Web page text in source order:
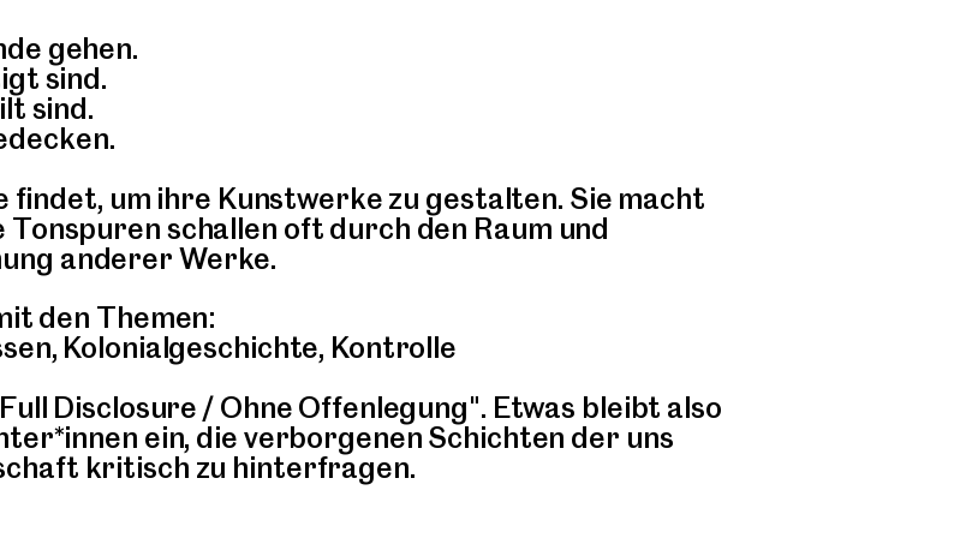
gehen.
sind.
sind.
um ihre Kunstwerke zu gestalten. Sie macht
Tonspuren schallen oft durch den Raum und
anderer Werke.
den Themen:
Kolonialgeschichte, Kontrolle
Disclosure / Ohne Offenlegung". Etwas bleibt also
ein, die verborgenen Schichten der uns
kritisch zu hinterfragen.